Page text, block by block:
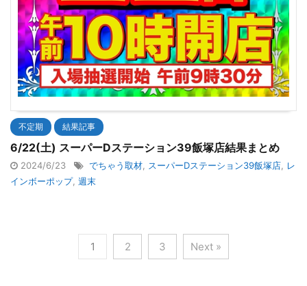
不定期 結果記事
6/22(土) スーパーDステーション39飯塚店結果まとめ
2024/6/23 でちゃう取材, スーパーDステーション39飯塚店, レ
インボーポップ, 週末
1 2 3 Next »